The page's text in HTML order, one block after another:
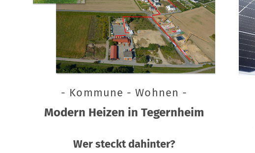
- Kommune - Wohnen -
Modern Heizen in Tegernheim
Wer steckt dahinter?